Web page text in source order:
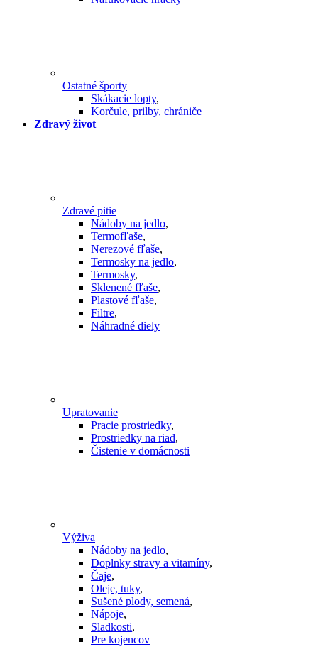
Ostatné športy
Skákacie lopty,
Korčule, prilby, chrániče
Zdravý život
Zdravé pitie
Nádoby na jedlo,
Termofľaše,
Nerezové fľaše,
Termosky na jedlo,
Termosky,
Sklenené fľaše,
Plastové fľaše,
Filtre,
Náhradné diely
Upratovanie
Pracie prostriedky,
Prostriedky na riad,
Čistenie v domácnosti
Výživa
Nádoby na jedlo,
Doplnky stravy a vitamíny,
Čaje,
Oleje, tuky,
Sušené plody, semená,
Nápoje,
Sladkosti,
Pre kojencov